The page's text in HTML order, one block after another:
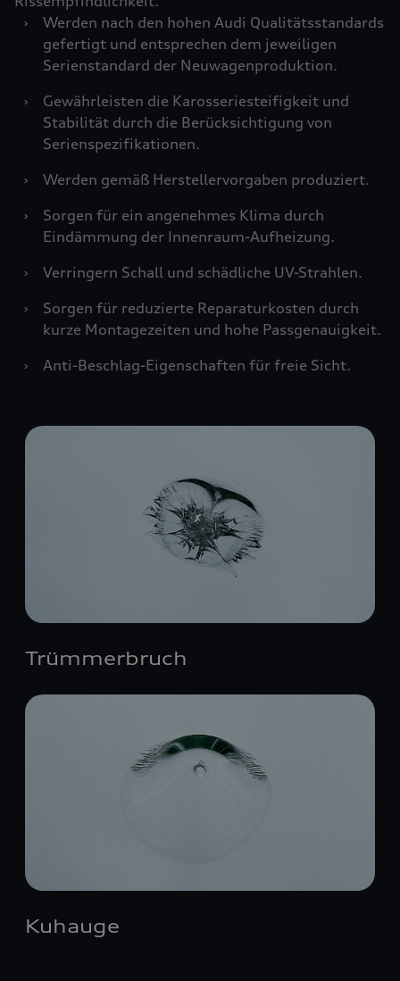
›
Werden nach den hohen Audi Qualitätsstandards
gefertigt und entsprechen dem jeweiligen
Serienstandard der Neuwagenproduktion.
›
Gewährleisten die Karosseriesteifigkeit und
Stabilität durch die Berücksichtigung von
Serienspezifikationen.
›
Werden gemäß Herstellervorgaben produziert.
›
Sorgen für ein angenehmes Klima durch
Eindämmung der Innenraum-Aufheizung.
›
Verringern Schall und schädliche UV-Strahlen.
›
Sorgen für reduzierte Reparaturkosten durch
kurze Montagezeiten und hohe Passgenauigkeit.
›
Anti-Beschlag-Eigenschaften für freie Sicht.
Trümmerbruch
Kuhauge